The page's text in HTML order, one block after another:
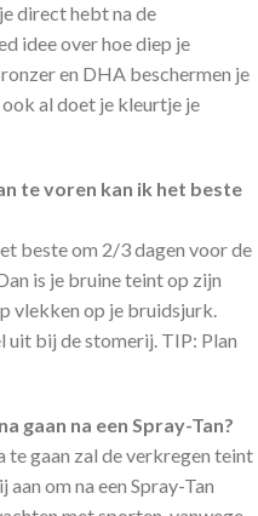
direct hebt na de
idee over hoe diep je
en DHA beschermen je
al doet je kleurtje je
te voren kan ik het beste
beste om 2/3 dagen voor de
is je bruine teint op zijn
vlekken op je bruidsjurk.
uit bij de stomerij. TIP: Plan
gaan na een Spray-Tan?
te gaan zal de verkregen teint
om na een Spray-Tan